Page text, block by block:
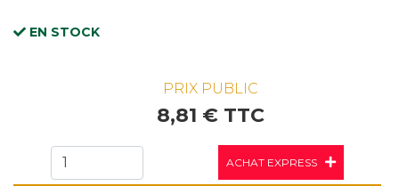
EN STOCK
PRIX PUBLIC
8,81 € TTC
ACHAT EXPRESS